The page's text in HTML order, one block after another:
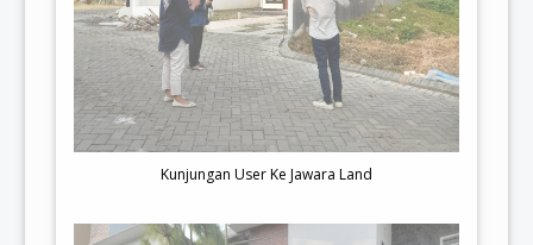
Kunjungan User Ke Jawara Land